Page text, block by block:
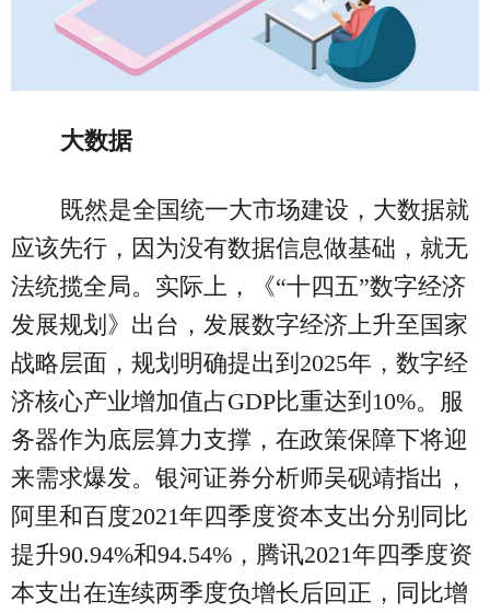
大数据
既然是全国统一大市场建设，大数据就
应该先行，因为没有数据信息做基础，就无
法统揽全局。实际上，《“十四五”数字经济
发展规划》出台，发展数字经济上升至国家
战略层面，规划明确提出到2025年，数字经
济核心产业增加值占GDP比重达到10%。服
务器作为底层算力支撑，在政策保障下将迎
来需求爆发。银河证券分析师吴砚靖指出，
阿里和百度2021年四季度资本支出分别同比
提升90.94%和94.54%，腾讯2021年四季度资
本支出在连续两季度负增长后回正，同比增